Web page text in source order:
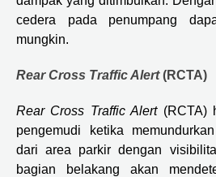
cedera pada penumpang
mungkin.
Rear Cross Traffic Alert(RCTA)
Rear Cross Traffic Alert (RCTA)
pengemudi ketika
dari area parkir dengan
bagian belakang akan